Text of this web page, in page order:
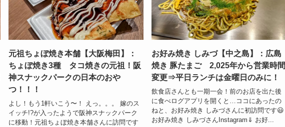
元祖ちょぼ焼き本舗【大阪梅田】：
ちょぼ焼き3種 タコ焼きの元祖！阪
神スナックパークの日本のおや
つ！！！
よし！もう1軒いこう〜！ えっ。。。 嫁のス
イッチ!?が入ったようで阪神スナックパーク
に移動！元祖ちょぼ焼き本舗さんに訪問です
お好み焼き しみづ【中之島】：広島
焼き 豚たまご 2,025年から営業時間
変更⇒平日ランチは金曜日のみに！
飲食店さんとも一期一会！前のお店を出た後
に食べログアプリを開くと…ココにあったの
ねと、お好み焼き しみづさんに初訪問です😃
お好み焼き しみづさんInstagram⇓ お好...